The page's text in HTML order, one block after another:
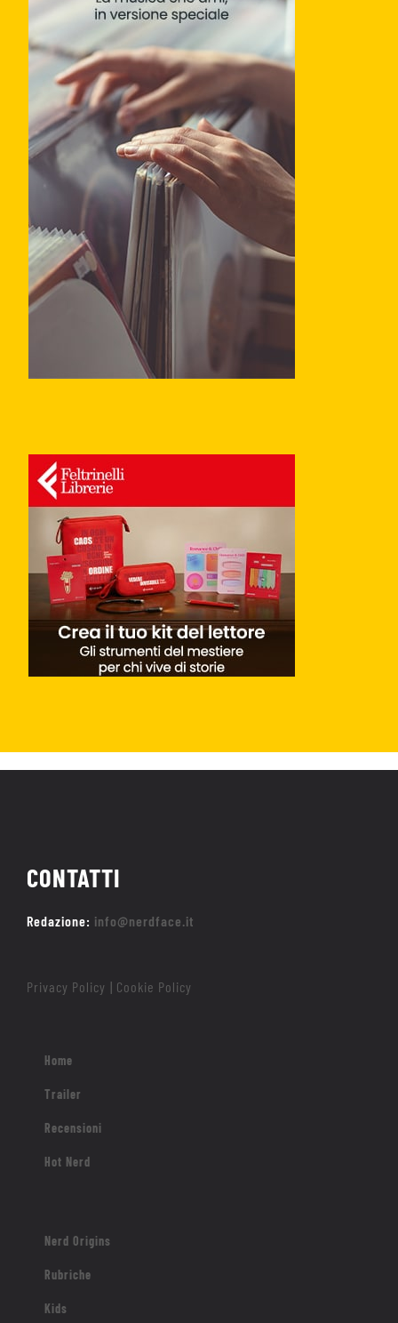
CONTATTI
Redazione: info@nerdface.it
Privacy Policy | Cookie Policy
Home
Trailer
Recensioni
Hot Nerd
Nerd Origins
Rubriche
Kids